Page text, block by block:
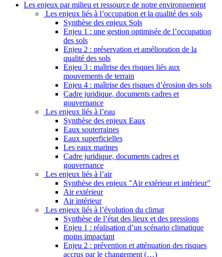
Les enjeux par milieu et ressource de notre environnement
Les enjeux liés à l’occupation et la qualité des sols
Synthèse des enjeux Sols
Enjeu 1 : une gestion optimisée de l’occupation
des sols
Enjeu 2 : préservation et amélioration de la
qualité des sols
Enjeu 3 : maîtrise des risques liés aux
mouvements de terrain
Enjeu 4 : maîtrise des risques d’érosion des sols
Cadre juridique, documents cadres et
gouvernance
Les enjeux liés à l’eau
Synthèse des enjeux Eaux
Eaux souterraines
Eaux superficielles
Les eaux marines
Cadre juridique, documents cadres et
gouvernance
Les enjeux liés à l’air
Synthèse des enjeux "Air extérieur et intérieur"
Air extérieur
Air intérieur
Les enjeux liés à l’évolution du climat
Synthèse de l’état des lieux et des pressions
Enjeu 1 : réalisation d’un scénario climatique
moins impactant
Enjeu 2 : prévention et atténuation des risques
accrus par le changement (…)